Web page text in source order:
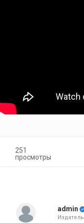
251
просмотры
admin
Издатель